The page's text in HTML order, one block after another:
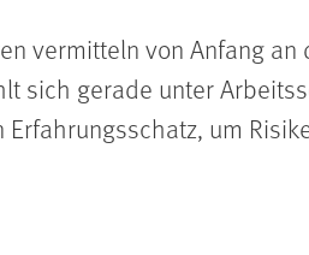
vermitteln von Anfang
sich gerade unter
um